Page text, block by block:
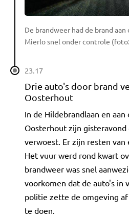
De brandweer had de brand
Mierlo snel onder controle
23.17
Drie auto's door brand
Oosterhout
In de Hildebrandlaan en
Oosterhout zijn
verwoest. Er zijn resten van
Het vuur werd rond kwart
brandweer was snel
voorkomen dat de auto's in
politie zette de omgeving
te doen.